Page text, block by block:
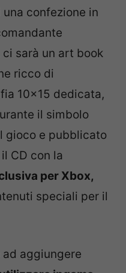
una confezione in
sarà un art book
ricco di
10×15 dedicata,
il simbolo
gioco e pubblicato
CD con la
per Xbox,
speciali per il
aggiungere